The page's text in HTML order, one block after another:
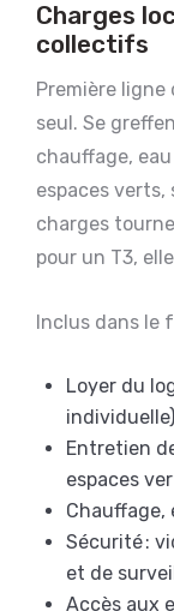
Charges
collectifs
Première ligne
seul. Se
chauffage,
espaces verts,
charges
pour un T3,
Inclus dans le
Loyer du
individuelle)
Entretien
espaces
Chauffage,
Sécurité :
et de
Accès aux